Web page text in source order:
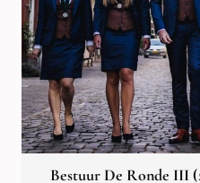
Bestuur De Ronde III